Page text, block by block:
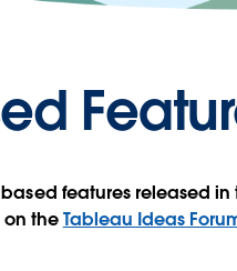
features released
on theTableau Ideas